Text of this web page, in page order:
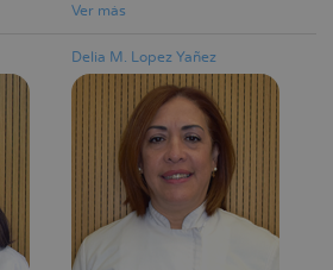
Ver más
Delia M. Lopez Yañez